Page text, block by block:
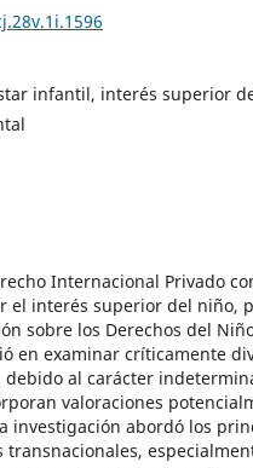
infantil, interés superior
Internacional Privado
el interés superior del niño,
sobre los Derechos del
en examinar críticamente
al carácter
valoraciones
investigación abordó los